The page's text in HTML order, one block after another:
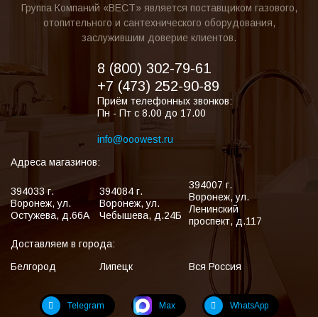
Группа Компаний «ВЕСТ» является поставщиком газового,
отопительного и сантехнического оборудования,
заслужившим доверие клиентов.
8 (800) 302-79-61
+7 (473) 252-90-89
Приём телефонных звонков:
Пн - Пт с 8.00 до 17.00
info@ooowest.ru
Адреса магазинов:
394033 г.
Воронеж,ул.
Остужева, д.66А
394084 г.
Воронеж,ул.
Чебышева, д.24Б
394007 г.
Воронеж,ул.
Ленинский
проспект, д.117
Доставляем в города:
Белгород
Липецк Вся Россия
Telegram Max WhatsApp